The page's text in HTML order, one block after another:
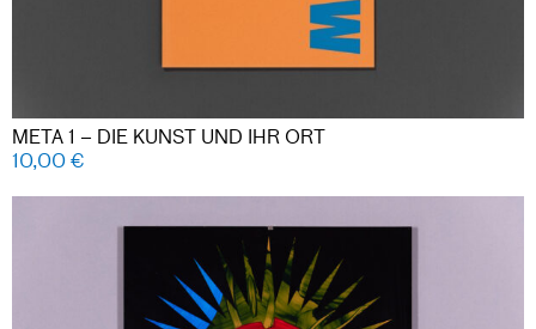
META 1 – DIE KUNST UND IHR ORT
10,00€